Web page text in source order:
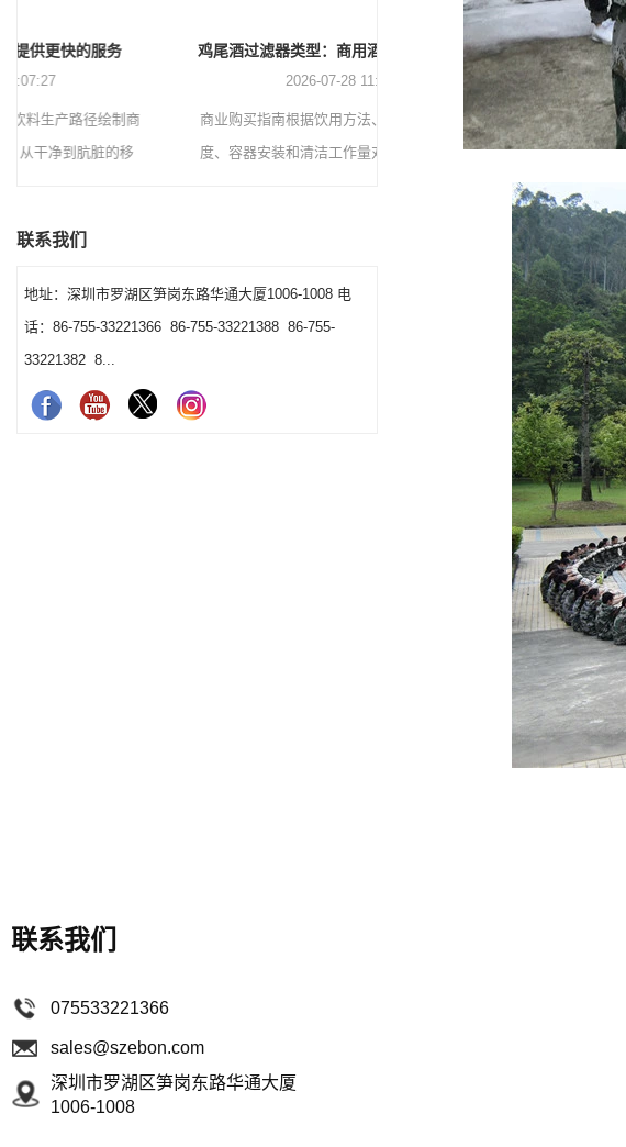
鸡尾酒过滤器类型：商用酒吧的霍桑过滤器、去朱利酒过滤器和细网过滤器
商业购买指南根据饮用方法、过滤作用、倾倒速
度、容器安装和清洁工作量对霍桑、朱利酒和细
2026-07-27 15:30:22
联系我们
地址：深圳市罗湖区笋岗东路华通大厦1006-1008 电
话：86-755-33221366 86-755-33221388 86-755-
33221382 8...
联系我们
075533221366
sales@szebon.com
深圳市罗湖区笋岗东路华通大厦
1006-1008